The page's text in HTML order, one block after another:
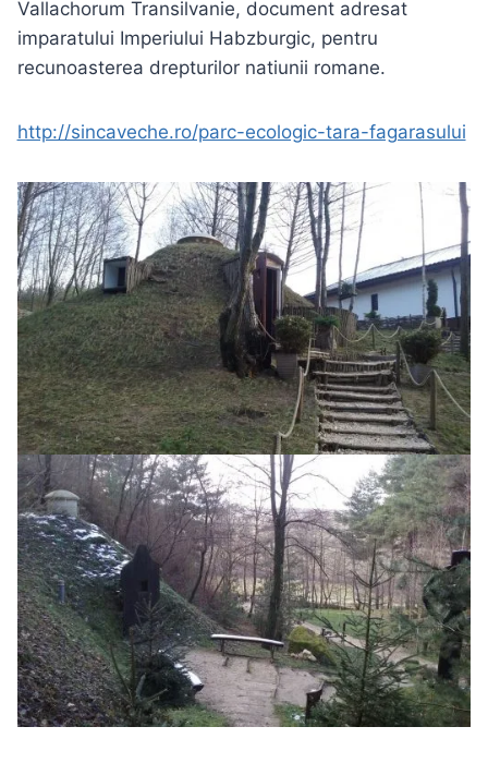
Vallachorum Transilvanie, document adresat
imparatului Imperiului Habzburgic, pentru
recunoasterea drepturilor natiunii romane.
http://sincaveche.ro/parc-ecologic-tara-fagarasului